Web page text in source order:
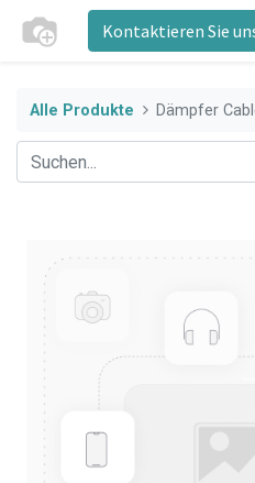
Kontaktieren Sie
Alle Produkte Dämpfer